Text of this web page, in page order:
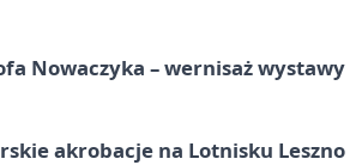
Nowaczyka – wernisaż wystawy
akrobacje na Lotnisku Leszno